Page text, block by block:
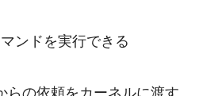
ンドを実行できる
らの依頼をカーネルに渡す